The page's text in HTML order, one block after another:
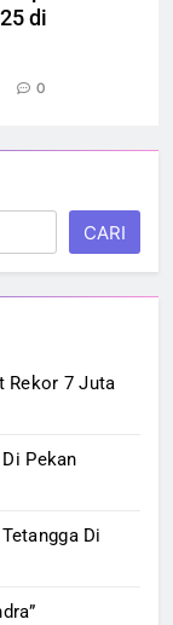
di
0
CARI
Rekor 7 Juta
Pekan
Di